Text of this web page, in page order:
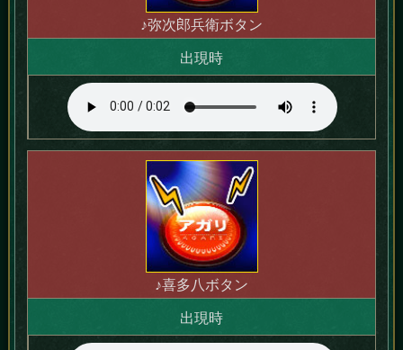
♪弥次郎兵衛ボタン
出現時
♪喜多八ボタン
出現時